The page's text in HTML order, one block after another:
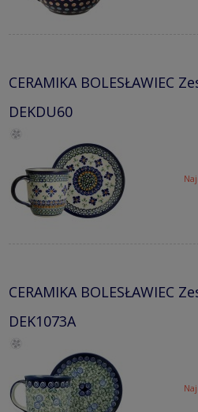
CERAMIKA BOLESŁAWIEC
DEKDU60
CERAMIKA BOLESŁAWIEC
DEK1073A